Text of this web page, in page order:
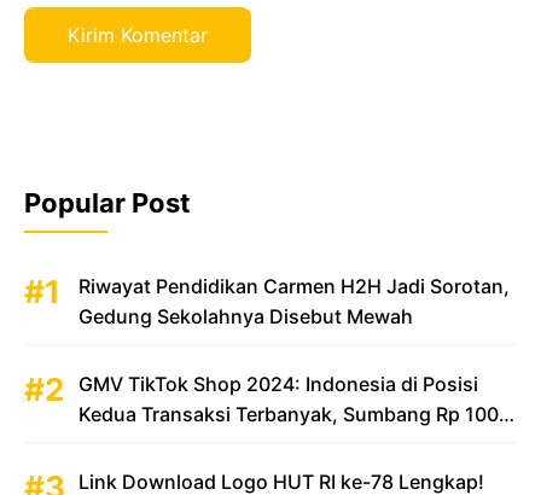
Popular Post
Riwayat Pendidikan Carmen H2H Jadi Sorotan,
Gedung Sekolahnya Disebut Mewah
GMV TikTok Shop 2024: Indonesia di Posisi
Kedua Transaksi Terbanyak, Sumbang Rp 100
Link Download Logo HUT RI ke-78 Lengkap!